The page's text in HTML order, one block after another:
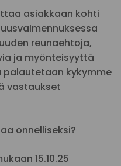
asiakkaan kohti
reunaehtoja,
ja myönteisyyttä
kykymme
vastaukset
onnelliseksi?
15.10.25